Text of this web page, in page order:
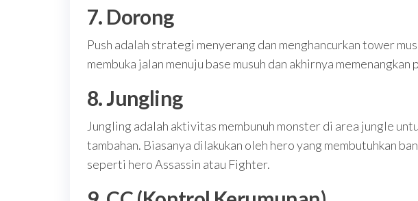
7. Dorong
Push adalah strategi menyerang dan menghancurkan tower
membuka jalan menuju base musuh dan akhirnya memenangkan
8. Jungling
Jungling adalah aktivitas membunuh monster di area jungle
tambahan. Biasanya dilakukan oleh hero yang membutuhkan
seperti hero Assassin atau Fighter.